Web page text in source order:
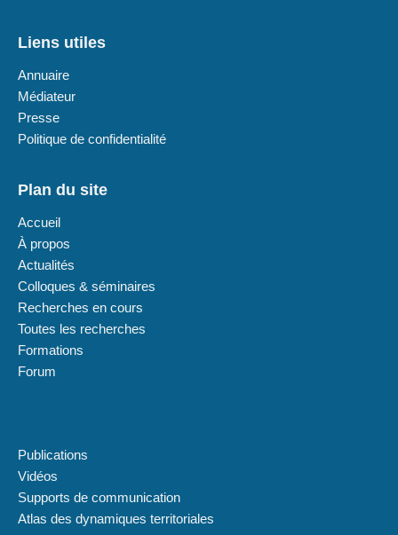
Liens utiles
Annuaire
Médiateur
Presse
Politique de confidentialité
Plan du site
Accueil
À propos
Actualités
Colloques & séminaires
Recherches en cours
Toutes les recherches
Formations
Forum
Publications
Vidéos
Supports de communication
Atlas des dynamiques territoriales